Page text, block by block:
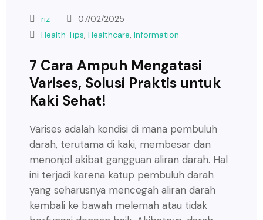
riz
07/02/2025
Health Tips, Healthcare, Information
7 Cara Ampuh Mengatasi
Varises, Solusi Praktis untuk
Kaki Sehat!
Varises adalah kondisi di mana pembuluh
darah, terutama di kaki, membesar dan
menonjol akibat gangguan aliran darah. Hal
ini terjadi karena katup pembuluh darah
yang seharusnya mencegah aliran darah
kembali ke bawah melemah atau tidak